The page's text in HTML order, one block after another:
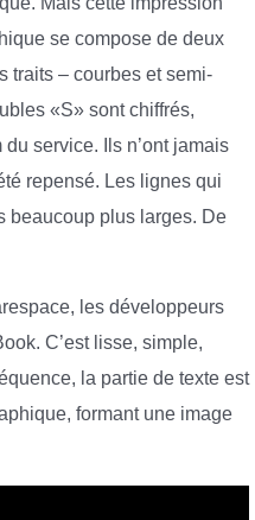
se compose de deux
traits – courbes et semi-
«S» sont chiffrés,
service. Ils n’ont jamais
repensé. Les lignes qui
beaucoup plus larges. De
les développeurs
C’est lisse, simple,
la partie de texte est
formant une image